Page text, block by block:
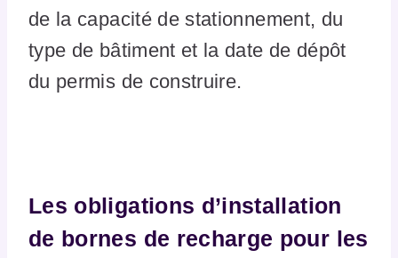
de la capacité de stationnement, du
type de bâtiment et la date de dépôt
du permis de construire.
Les obligations d’installation
de bornes de recharge pour les